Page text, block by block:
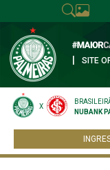
SITE
X
NUBANK